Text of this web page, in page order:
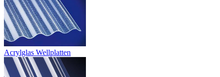
Acrylglas Wellplatten